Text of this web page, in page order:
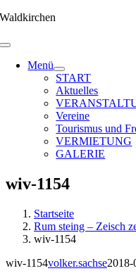
Zum
springen
Waldkirchen
Menü
START
Aktuelles
Vereine
Tourismus und
VERMIETUNG
GALERIE
wiv-1154
Startseite
Rum steing – Zeisch
wiv-1154
wiv-1154volker.sachse